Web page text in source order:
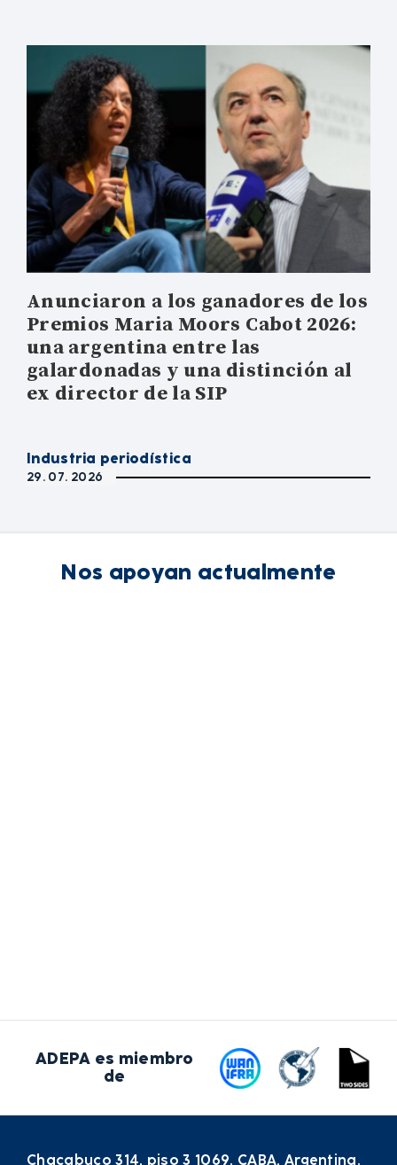
Anunciaron a los ganadores de los
Premios Maria Moors Cabot 2026:
una argentina entre las
galardonadas y una distinción al
ex director de la SIP
Industria periodística
29. 07. 2026
Nos apoyan actualmente
ADEPA es miembro
de
Chacabuco 314, piso 3 1069. CABA, Argentina.